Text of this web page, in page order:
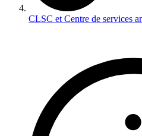
CLSC et Centre de services